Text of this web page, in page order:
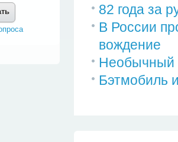
82 года за
В России
вождение
Необычный
Бэтмобиль